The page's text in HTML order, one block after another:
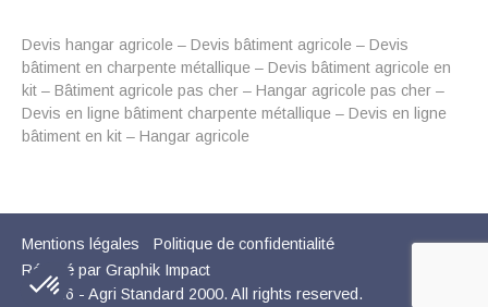
Devis hangar agricole – Devis bâtiment agricole – Devis
bâtiment en charpente métallique – Devis bâtiment agricole en
kit – Bâtiment agricole pas cher – Hangar agricole pas cher –
Devis en ligne bâtiment charpente métallique – Devis en ligne
bâtiment en kit – Hangar agricole
Mentions légales
Politique de confidentialité
Réalisé par Graphik Impact
© 2026 - Agri Standard 2000. All rights reserved.